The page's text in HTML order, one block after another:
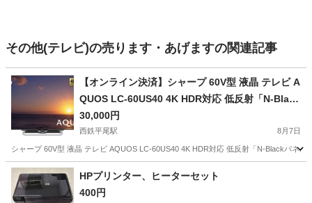
その他(テレビ)の売ります・あげますの関連記事
【オンライン決済】シャープ 60V型 液晶 テレビ A
QUOS LC-60US40 4K HDR対応 低反射「N-Black
パネル」
30,000円
西鉄平尾駅 8月7日
シャープ 60V型 液晶 テレビ AQUOS LC-60US40 4K HDR対応 低反射「N-Blackパネ
福岡 福岡市 西鉄平尾駅 テレビ
HPプリンター、ヒーターセット
400円